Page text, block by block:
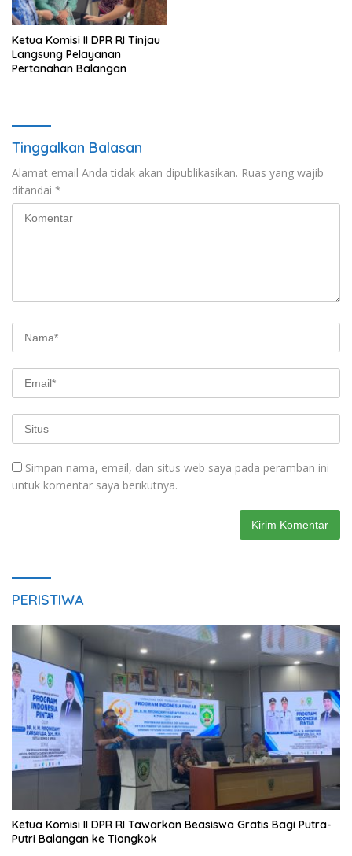
Ketua Komisi II DPR RI Tinjau
Langsung Pelayanan
Pertanahan Balangan
Tinggalkan Balasan
Alamat email Anda tidak akan dipublikasikan. Ruas yang wajib
ditandai *
Simpan nama, email, dan situs web saya pada peramban ini
untuk komentar saya berikutnya.
PERISTIWA
Ketua Komisi II DPR RI Tawarkan Beasiswa Gratis Bagi Putra-
Putri Balangan ke Tiongkok